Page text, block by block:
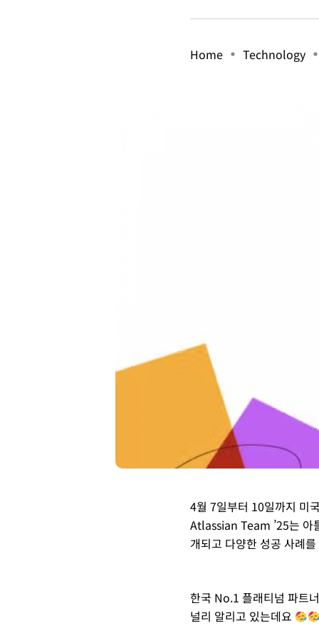
Home Technology
4월 7일부터 10일까지 미
Atlassian Team ’25는 아
개되고 다양한 성공 사례
한국 No.1 플래티넘 파트
널리 알리고 있는데요